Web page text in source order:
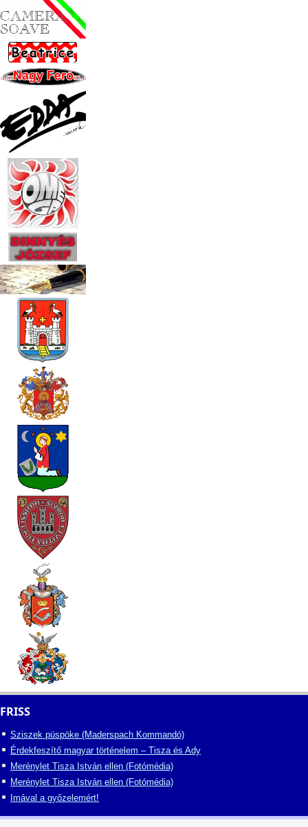
FRISS
Sziszek püspöke (Maderspach Kommandó)
Érdekfeszítő magyar történelem – Tisza és Ady
Merénylet Tisza István ellen (Fotómédia)
Merénylet Tisza István ellen (Fotómédia)
Imával a győzelemért!